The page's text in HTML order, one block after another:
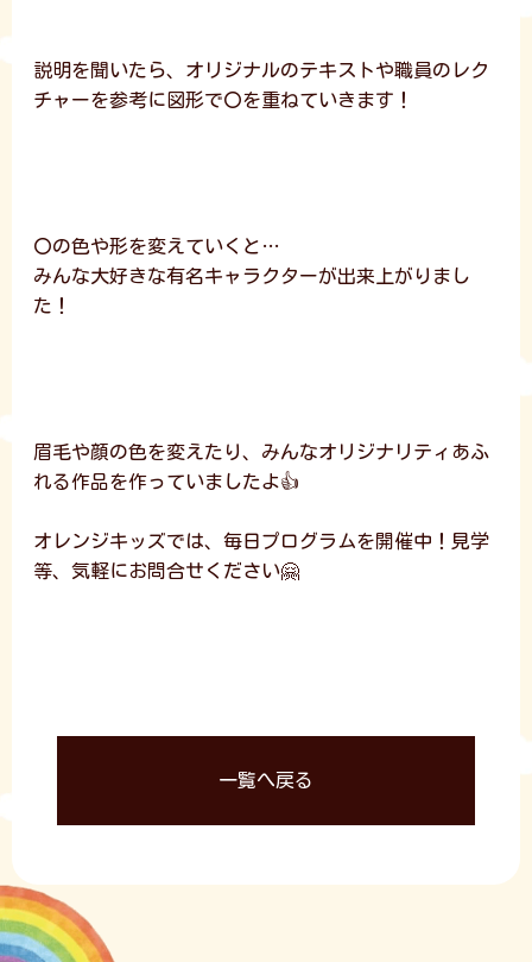
説明を聞いたら、オリジナルのテキストや職員のレク
チャーを参考に図形で〇を重ねていきます！
〇の色や形を変えていくと…
みんな大好きな有名キャラクターが出来上がりまし
た！
眉毛や顔の色を変えたり、みんなオリジナリティあふ
れる作品を作っていましたよ👍
オレンジキッズでは、毎日プログラムを開催中！見学
等、気軽にお問合せください🤗
一覧へ戻る